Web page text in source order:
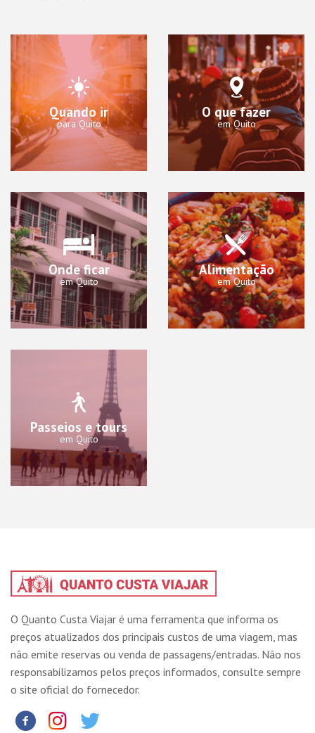
Quando ir
para Quito
O que fazer
em Quito
Onde ficar
em Quito
Alimentação
em Quito
Passeios e tours
em Quito
O Quanto Custa Viajar é uma ferramenta que informa os
preços atualizados dos principais custos de uma viagem, mas
não emite reservas ou venda de passagens/entradas. Não nos
responsabilizamos pelos preços informados, consulte sempre
o site oficial do fornecedor.